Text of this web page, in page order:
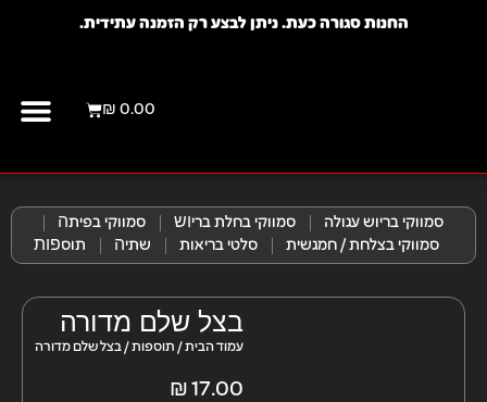
החנות סגורה כעת. ניתן לבצע רק הזמנה עתידית.
₪ 0.00
סמווקי בריוש עגולה סמווקי בחלת בריוש​
סמווקי בפיתה​
סמווקי בצלחת / חמגשית
סלטי בריאות שתיה​ תוספות​
בצל שלם מדורה
עמוד הבית/ תוספות/ בצל שלם מדורה
₪ 17.00